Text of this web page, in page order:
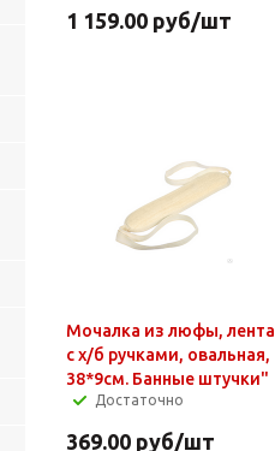
1 159.00 руб/шт
Мочалка из люфы, лента
с х/б ручками, овальная,
38*9см. Банные штучки"
Достаточно
369.00 руб/шт